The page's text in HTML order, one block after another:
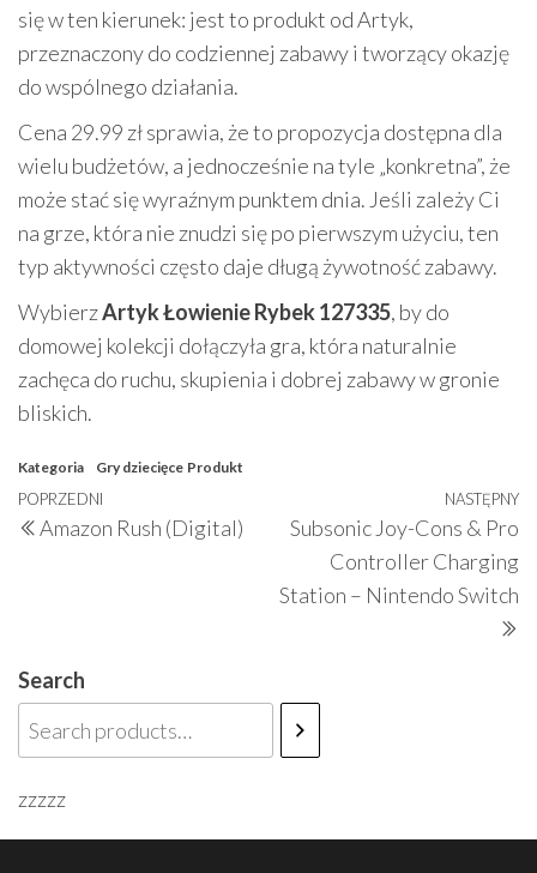
się w ten kierunek: jest to produkt od Artyk,
przeznaczony do codziennej zabawy i tworzący okazję
do wspólnego działania.
Cena 29.99 zł sprawia, że to propozycja dostępna dla
wielu budżetów, a jednocześnie na tyle „konkretna”, że
może stać się wyraźnym punktem dnia. Jeśli zależy Ci
na grze, która nie znudzi się po pierwszym użyciu, ten
typ aktywności często daje długą żywotność zabawy.
WybierzArtyk Łowienie Rybek 127335, by do
domowej kolekcji dołączyła gra, która naturalnie
zachęca do ruchu, skupienia i dobrej zabawy w gronie
bliskich.
Kategoria Gry dziecięce Produkt
Nawigacja
wpisu
Poprzedni
wpis
POPRZEDNI
Amazon Rush (Digital)
NASTĘPNY
Subsonic Joy-Cons & Pro
Controller Charging
Station – Nintendo Switch
Search
zzzzz